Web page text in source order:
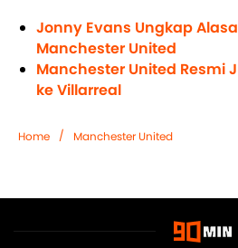
Jonny Evans Ungkap
Manchester United
Manchester United Resmi
ke Villarreal
Home / Manchester United